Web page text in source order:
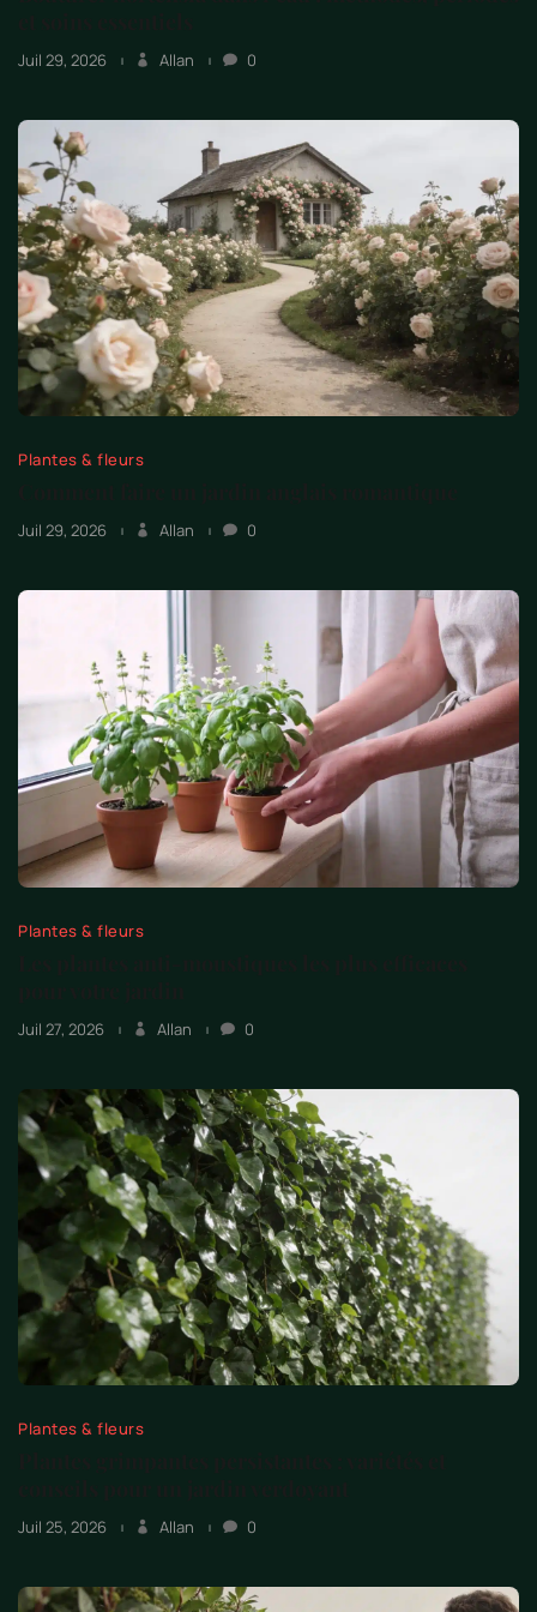
Juil 29, 2026 Allan 0
Plantes & fleurs
Juil 29, 2026 Allan 0
Plantes & fleurs
Juil 27, 2026 Allan 0
Plantes & fleurs
Juil 25, 2026 Allan 0